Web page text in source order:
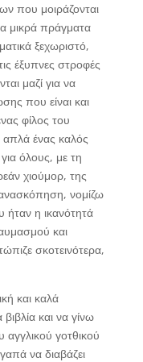
που μοιράζονται
μικρά πράγματα
ξεχωριστό,
έξυπνες στροφές
μαζί για να
που είναι και
φίλος του
απλά ένας καλός
όλους, με τη
χιούμορ, της
νομίζω
ήταν η ικανότητά
και
σκοτεινότερα,
και καλά
και να γίνω
γοτθικού
να διαβάζει